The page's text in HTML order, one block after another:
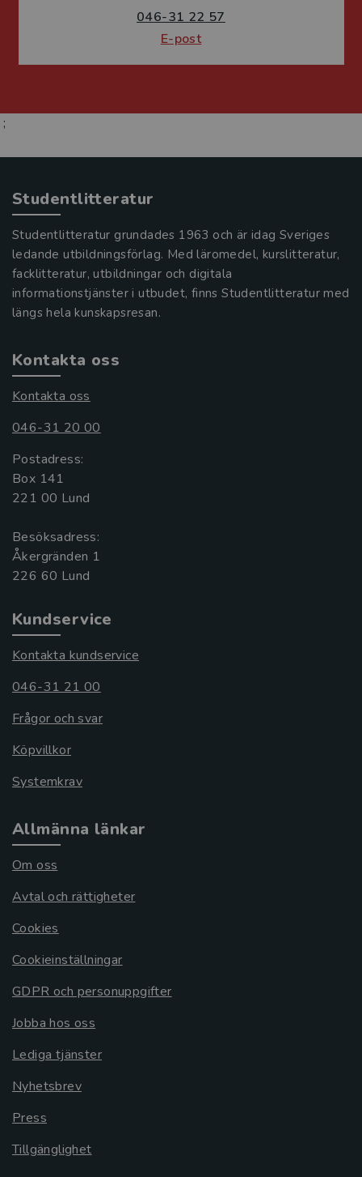
046-31 22 57
E-post
;
Studentlitteratur
Studentlitteratur grundades 1963 och är idag Sveriges
ledande utbildningsförlag. Med läromedel, kurslitteratur,
facklitteratur, utbildningar och digitala
informationstjänster i utbudet, finns Studentlitteratur med
längs hela kunskapsresan.
Kontakta oss
Kontakta oss
046-31 20 00
Postadress:
Box 141
221 00 Lund
Besöksadress:
Åkergränden 1
Kundservice
Kontakta kundservice
046-31 21 00
Frågor och svar
Köpvillkor
Systemkrav
Allmänna länkar
Om oss
Avtal och rättigheter
Cookies
Cookieinställningar
GDPR och personuppgifter
Jobba hos oss
Lediga tjänster
Nyhetsbrev
Press
Tillgänglighet